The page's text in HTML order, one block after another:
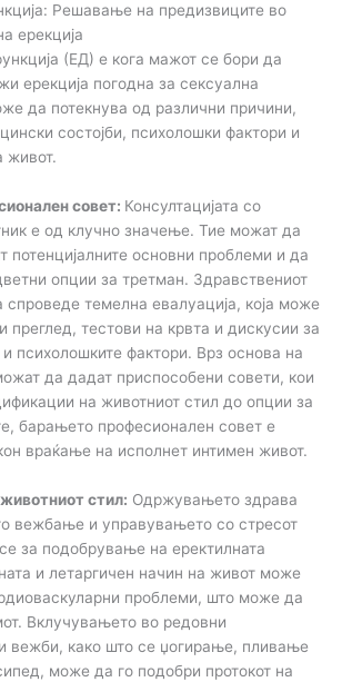
Решавање на предизвиците во
ерекција
(ЕД) е кога мажот се бори да
ерекција погодна за сексуална
да потекнува од различни причини,
состојби, психолошки фактори и
живот.
совет: Консултацијата со
е од клучно значење. Тие можат да
потенцијалните основни проблеми и да
опции за третман. Здравствениот
темелна евалуација, која може
преглед, тестови на крвта и дискусии за
психолошките фактори. Врз основа на
да дадат приспособени совети, кои
на животниот стил до опции за
барањето професионален совет е
враќање на исполнет интимен живот.
стил: Одржувањето здрава
вежбање и управувањето со стресот
за подобрување на еректилната
и летаргичен начин на живот може
проблеми, што може да
Вклучувањето во редовни
вежби, како што се џогирање, пливање
може да го подобри протокот на